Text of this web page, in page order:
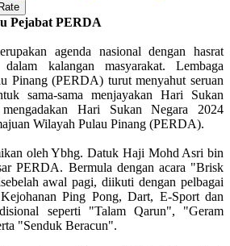
Pejabat PERDA
agenda nasional dengan hasrat
dalam kalangan masyarakat. Lembaga
Pinang (PERDA) turut menyahut seruan
sama-sama menjayakan Hari Sukan
Hari Sukan Negara 2024
Wilayah Pulau Pinang (PERDA).
oleh Ybhg. Datuk Haji Mohd Asri bin
PERDA. Bermula dengan acara "Brisk
awal pagi, diikuti dengan pelbagai
Ping Pong, Dart, E-Sport dan
seperti "Talam Qarun", "Geram
"Senduk Beracun".